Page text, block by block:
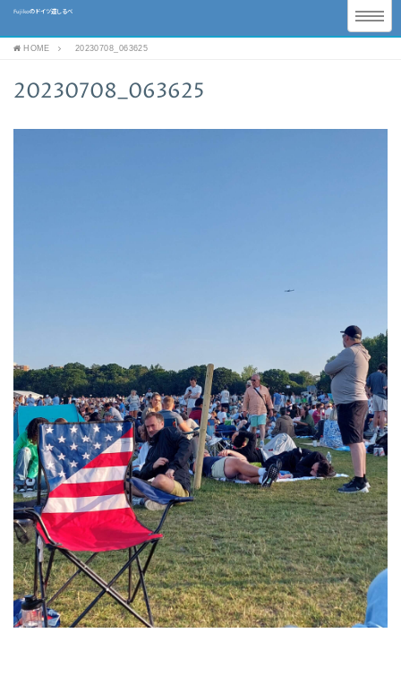
Fujikoのドイツ道しるべ
HOME 20230708_063625
20230708_063625